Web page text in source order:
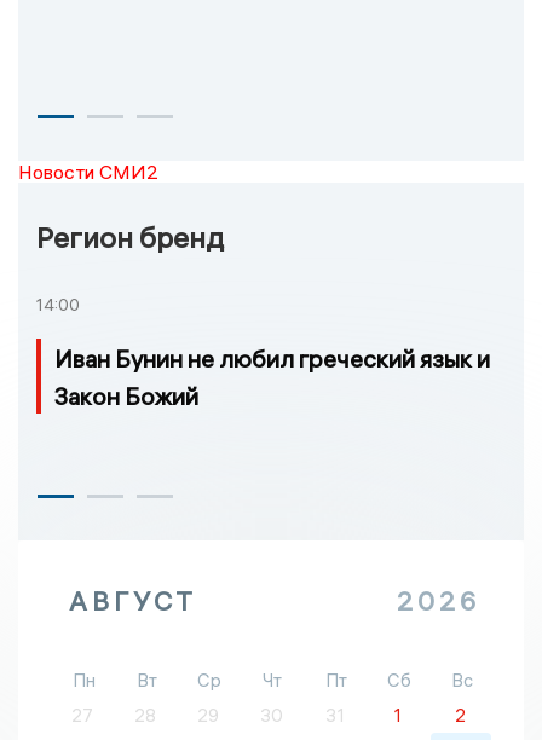
Новости СМИ2
Регион бренд
14:00
Иван Бунин не любил греческий язык и
Закон Божий
АВГУСТ 2026
Пн Вт Ср Чт Пт Сб
Вс
27
28 29 30 31 1
2